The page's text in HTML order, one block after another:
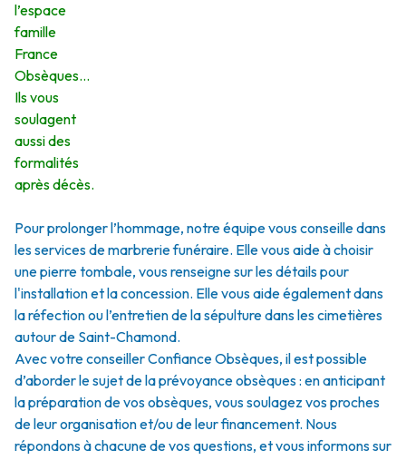
l’espace
famille
France
Obsèques…
Ils vous
soulagent
aussi des
formalités
après décès.
Pour prolonger l’hommage, notre équipe vous conseille dans
les services de marbrerie funéraire. Elle vous aide à choisir
une pierre tombale, vous renseigne sur les détails pour
l'installation et la concession. Elle vous aide également dans
la réfection ou l’entretien de la sépulture dans les cimetières
autour de Saint-Chamond.
Avec votre conseiller Confiance Obsèques, il est possible
d’aborder le sujet de la prévoyance obsèques : en anticipant
la préparation de vos obsèques, vous soulagez vos proches
de leur organisation et/ou de leur financement. Nous
répondons à chacune de vos questions, et vous informons sur